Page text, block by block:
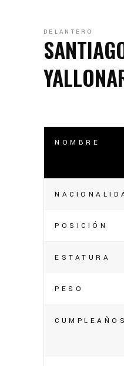
DELANTERO
NOMBRE
POSICIÓN
ESTATURA
PESO
CUMPLEAÑOS